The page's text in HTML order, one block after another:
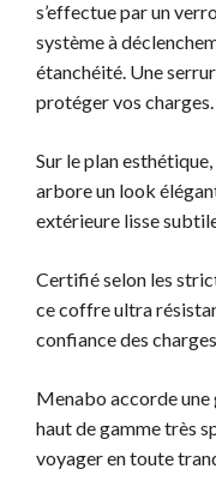
s’effectue par un
système à
étanchéité. Une
protéger vos charges.
Sur le plan
arbore un look
extérieure lisse
Certifié selon les
ce coffre ultra
confiance des
Menabo accorde une
haut de gamme très
voyager en toute